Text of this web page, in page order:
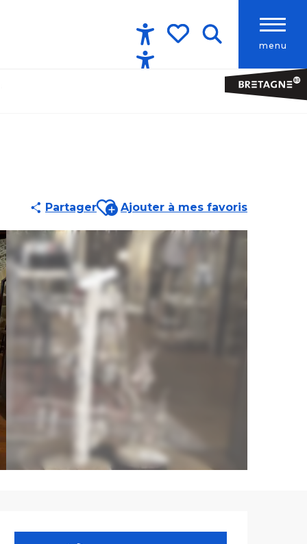
menu
Accessibilité
PartagerAjouter aux favoris
Ajouter à mes favoris
Ouverture et